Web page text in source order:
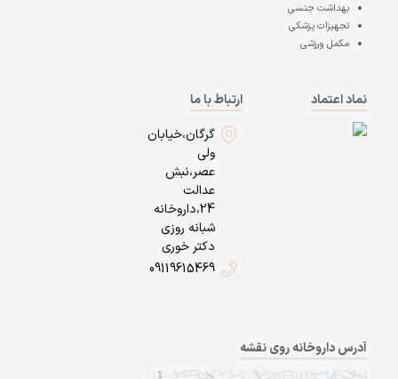
بهداشت جنسی
تجهیزات پزشکی
مکمل ورزشی
نماد اعتماد
ارتباط با ما
گرگان،خیابان
ولی
عصر،نبش
عدالت
24،داروخانه
شبانه روزی
دکتر خوری
09119615469
آدرس داروخانه روی نقشه